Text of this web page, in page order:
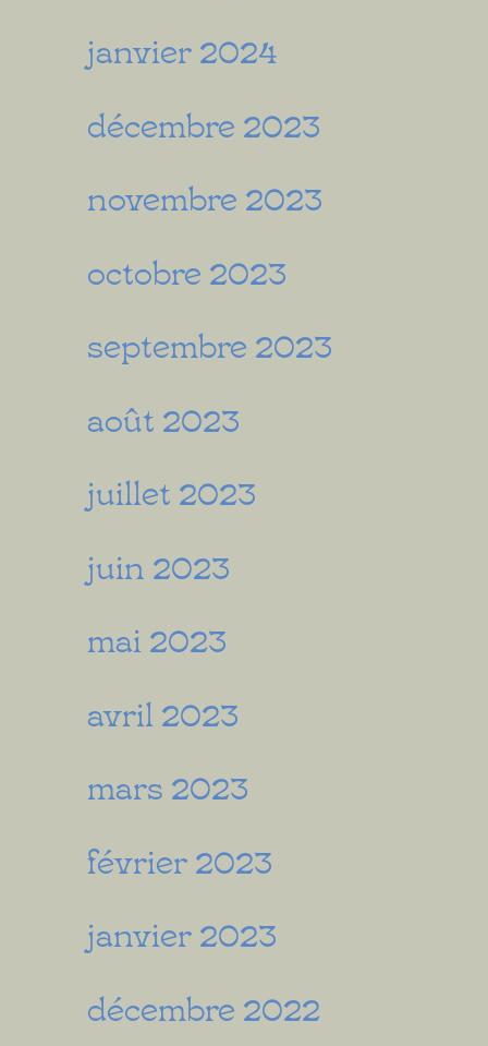
janvier 2024
décembre 2023
novembre 2023
octobre 2023
septembre 2023
août 2023
juillet 2023
juin 2023
mai 2023
avril 2023
mars 2023
février 2023
janvier 2023
décembre 2022